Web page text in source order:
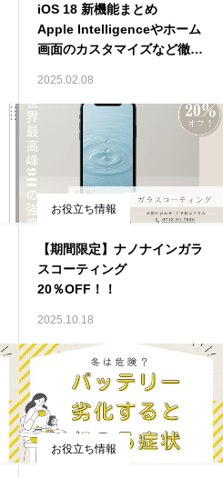
iOS 18 新機能まとめ
Apple Intelligenceやホーム
画面のカスタマイズなど徹底
2025.02.08
お役立ち情報
【期間限定】ナノナインガラ
スコーティング
20％OFF！！
2025.10.18
お役立ち情報